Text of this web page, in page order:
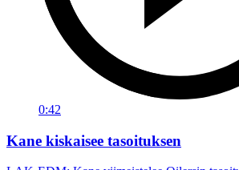
0:42
Kane kiskaisee tasoituksen